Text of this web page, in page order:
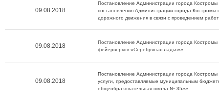
09.08.2018
Постановление Администрации города
постановления Администрации города
дорожного движения в связи с проведением
09.08.2018
Постановление Администрации города
фейерверков «Серебряная ладья»».
09.08.2018
Постановление Администрации города
услуги, предоставляемые муниципальным
общеобразовательная школа № 35»».